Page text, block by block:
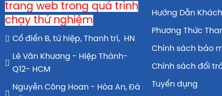
trang web trong quá trình
chạy thử nghiệm
Cổ điển B, tứ hiệp, Thanh trì, HN
Lê Văn Khương - Hiệp Thành-
Q12- HCM
Nguyễn Công Hoan - Hòa An, Đà
Hướng Dẫn
Phương Thức
Chính sách bảo
Chính sách đổi
Tuyển dụng